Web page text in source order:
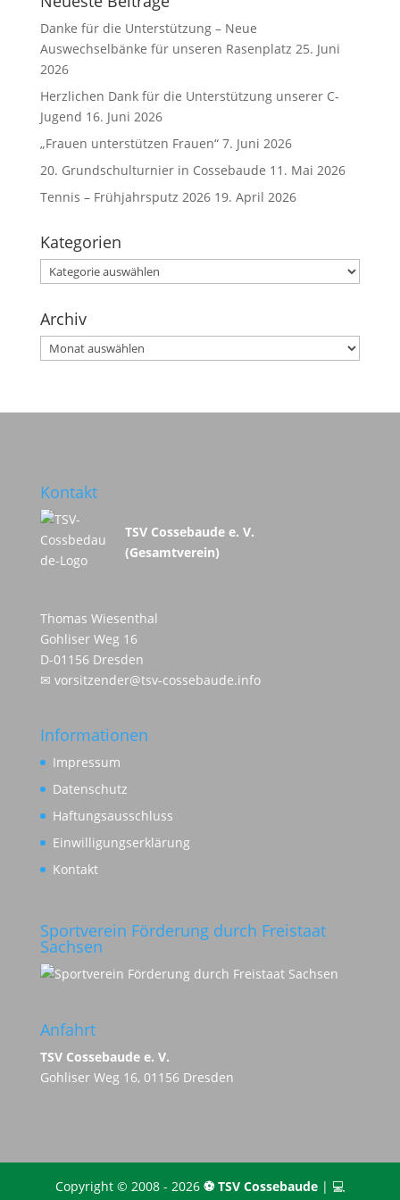
Danke für die Unterstützung – Neue
Auswechselbänke für unseren Rasenplatz 25. Juni
2026
Herzlichen Dank für die Unterstützung unserer C-
Jugend 16. Juni 2026
„Frauen unterstützen Frauen“ 7. Juni 2026
20. Grundschulturnier in Cossebaude 11. Mai 2026
Tennis – Frühjahrsputz 2026 19. April 2026
Kategorien
Kategorien
Archiv
Archiv
Kontakt
TSV Cossebaude e. V.
(Gesamtverein)
Thomas Wiesenthal
Gohliser Weg 16
D-01156 Dresden
✉ vorsitzender@tsv-cossebaude.info
Informationen
Impressum
Datenschutz
Haftungsausschluss
Einwilligungserklärung
Kontakt
Sportverein Förderung durch Freistaat
Sachsen
Anfahrt
TSV Cossebaude e. V.
Gohliser Weg 16, 01156 Dresden
Copyright © 2008 - 2026 ⚽️ TSV Cossebaude| 💻